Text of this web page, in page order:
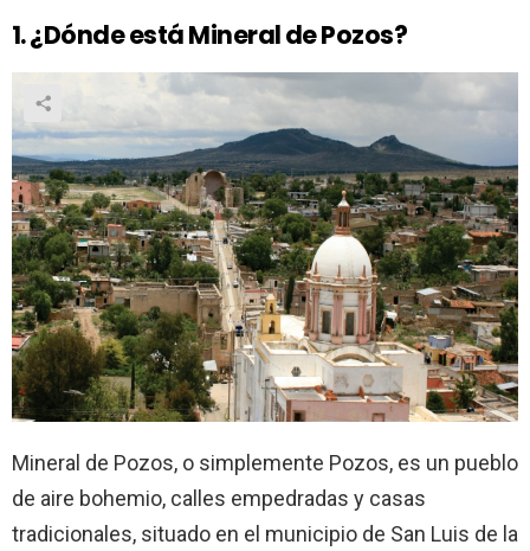
1. ¿Dónde está Mineral de Pozos?
Mineral de Pozos, o simplemente Pozos, es un pueblo
de aire bohemio, calles empedradas y casas
tradicionales, situado en el municipio de San Luis de la